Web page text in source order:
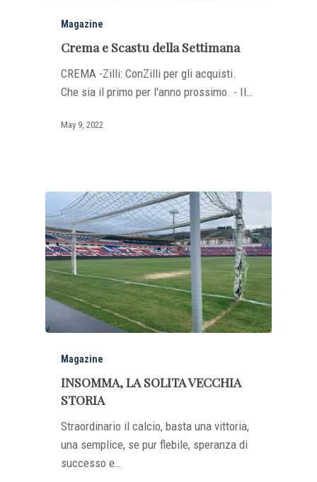
Magazine
Crema e Scastu della Settimana
CREMA -Zilli: ConZilli per gli acquisti.
Che sia il primo per l'anno prossimo. - Il…
May 9, 2022
Magazine
INSOMMA, LA SOLITA VECCHIA
STORIA
Straordinario il calcio, basta una vittoria,
una semplice, se pur flebile, speranza di
successo e…